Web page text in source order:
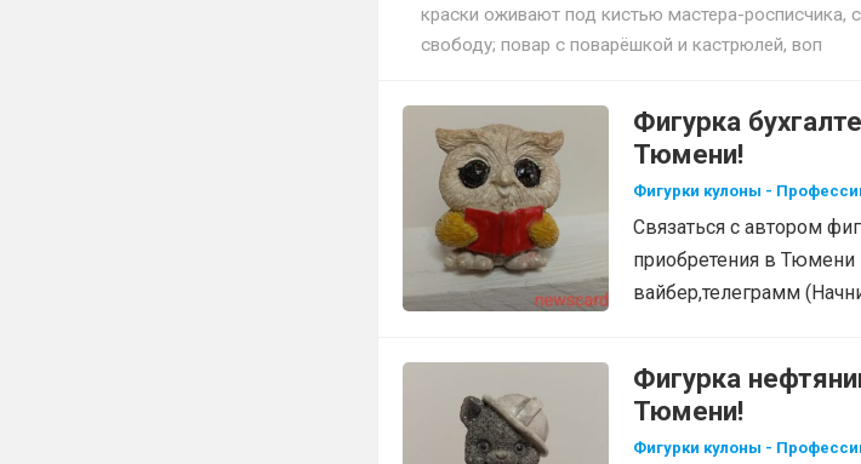
краски оживают под кистью мастера-росписчика,
свободу; повар с поварёшкой и кастрюлей, воп
Фигурка
Тюмени!
Фигурки кулоны -
Связаться с автором
приобретения в
вайбер,телеграмм
Фигурка
Тюмени!
Фигурки кулоны -